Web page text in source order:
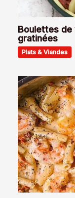
Boulettes
gratinées
Plats & Viandes